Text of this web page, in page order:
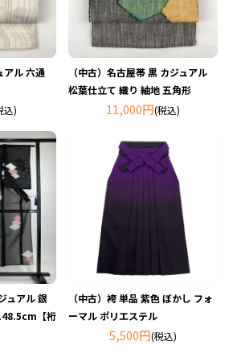
アル 六通
込)
（中古）名古屋帯 黒 カジュアル
松葉仕立て 織り 紬地 五角形
11,000円(税込)
ュアル 銀
【裄
（中古）袴 単品 紫色 ぼかし フォ
ーマル ポリエステル
5,500円(税込)